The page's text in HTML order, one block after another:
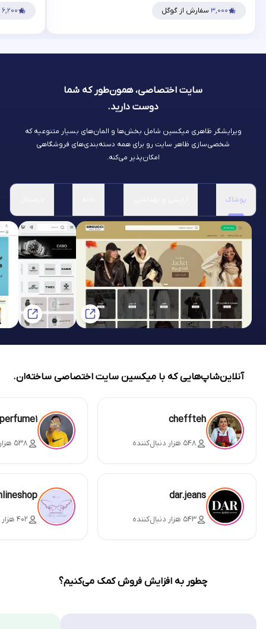
۳,۰۰۰ سفارش از گوگل ۶,۲۰۰
سایت اختصاصی، همون‌طور که شما
دوست دارید.
ویرایشگر ظاهری میکسین شامل بخش‌ها و المان‌های بسیار متنوعیه که
شخصی‌سازی ظاهر سایت رو برای همه دسته‌بندی‌های فروشگاهی
امکان‌پذیر می‌کنه.
پوشاک
آنلاین‌شاپ‌هایی که با میکسین سایت اختصاصی ساخته‌ان.
cheffteh
۵۴۸ هزار دنبال‌کننده ۵۳۸ هزار دنبال‌کننده
dar.jeans
۵۴۳ هزار دنبال‌کننده ۴۰۲ هزار دنبال‌کننده
چطور به افزایش فروش کمک می‌کنیم؟